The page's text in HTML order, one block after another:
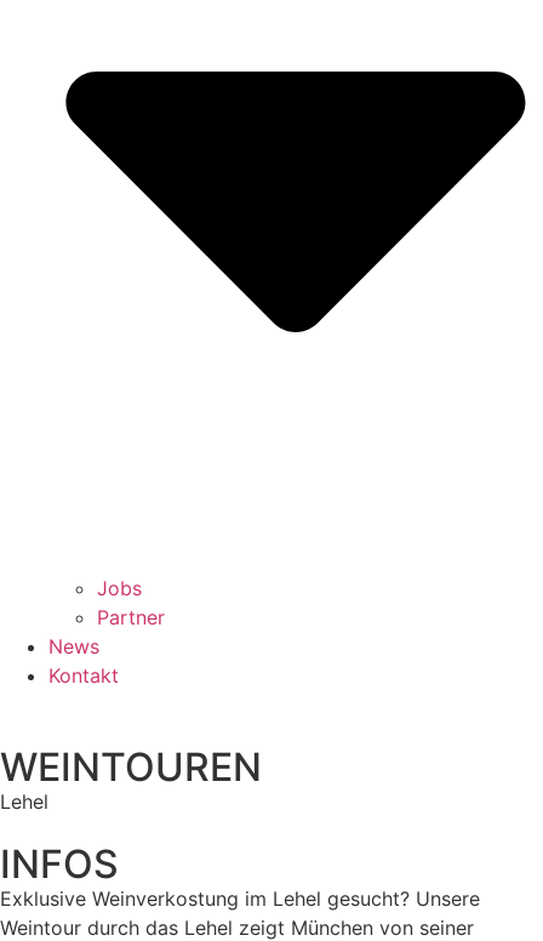
Jobs
Partner
News
Kontakt
WEINTOUREN
Lehel
INFOS
Exklusive Weinverkostung im Lehel gesucht? Unsere
Weintour durch das Lehel zeigt München von seiner